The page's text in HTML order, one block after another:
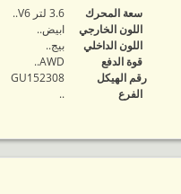
‬سعة المحرك
3.6 لتر V6..
اللون الخارجي
ابيض..
اللون الداخلي
بيج..
قوة الدفع
AWD..
رقم الهيكل
GU152308
الفرع
..